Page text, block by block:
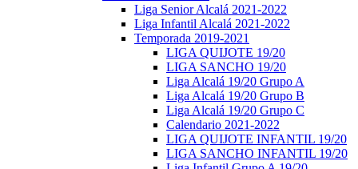
Liga Senior Alcalá 2021-2022
Liga Infantil Alcalá 2021-2022
Temporada 2019-2021
LIGA QUIJOTE 19/20
LIGA SANCHO 19/20
Liga Alcalá 19/20 Grupo A
Liga Alcalá 19/20 Grupo B
Liga Alcalá 19/20 Grupo C
Calendario 2021-2022
LIGA QUIJOTE INFANTIL 19/20
LIGA SANCHO INFANTIL 19/20